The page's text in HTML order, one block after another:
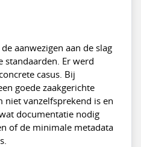
aanwezigen aan de slag
standaarden. Er werd
casus. Bij
goede zaakgerichte
niet vanzelfsprekend is en
documentatie nodig
of de minimale metadata